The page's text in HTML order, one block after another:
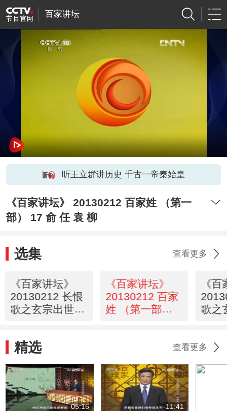
百家讲坛
听王立群讲历史 千古一帝秦始皇
《百家讲坛》 20130212 百家姓 （第一
部） 17 俞 任 袁 柳
选集 查看更多
《百家讲坛》
20130212 长恨
歌之玄宗出世
《百家讲坛》
20130212 百家
姓 （第一部）
《
歌之
精选 查看更多
05:16 11:41